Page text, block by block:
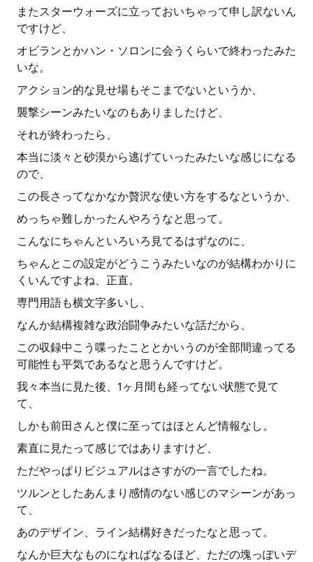
またスターウォーズに立っておいちゃって申し訳ないん
ですけど、
オビランとかハン・ソロンに会うくらいで終わったみた
いな。
アクション的な見せ場もそこまでないというか、
襲撃シーンみたいなのもありましたけど、
それが終わったら、
本当に淡々と砂漠から逃げていったみたいな感じになる
ので、
この長さってなかなか贅沢な使い方をするなというか、
めっちゃ難しかったんやろうなと思って。
こんなにちゃんといろいろ見てるはずなのに、
ちゃんとこの設定がどうこうみたいなのが結構わかりに
くいんですよね、正直。
専門用語も横文字多いし、
なんか結構複雑な政治闘争みたいな話だから、
この収録中こう喋ったこととかいうのが全部間違ってる
可能性も平気であるなと思うんですけど。
我々本当に見た後、1ヶ月間も経ってない状態で見て
て、
しかも前田さんと僕に至ってはほとんど情報なし。
素直に見たって感じではありますけど、
ただやっぱりビジュアルはさすがの一言でしたね。
ツルンとしたあんまり感情のない感じのマシーンがあっ
て、
あのデザイン、ライン結構好きだったなと思って。
なんか巨大なものになればなるほど、ただの塊っぽいデ